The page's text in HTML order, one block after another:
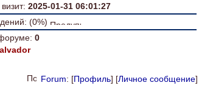
2025-01-31 06:01:27
(0%)
0
Forum: [Профиль] [Личное сообщение]